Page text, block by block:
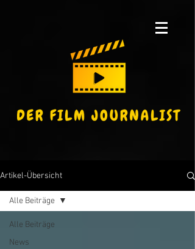
Artikel-Übersicht
Alle Beiträge
News
Alle Beiträge